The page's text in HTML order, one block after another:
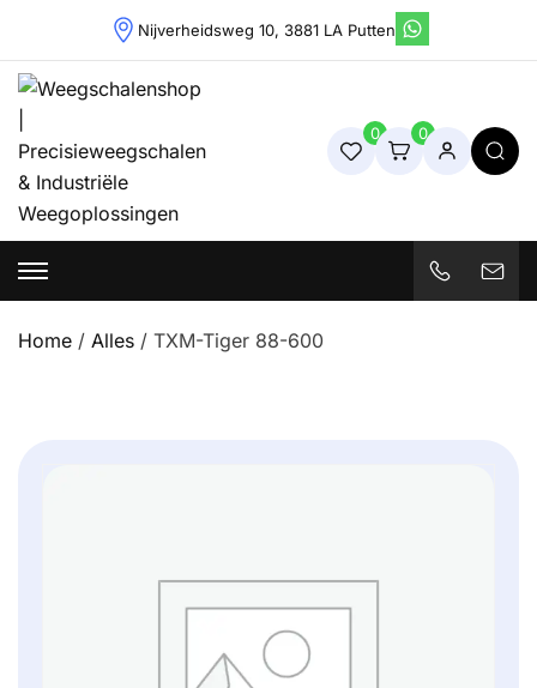
content
Nijverheidsweg 10, 3881 LA Putten
Weegschalenshop | Precisieweegschalen & Industriële
Weegoplossingen
0 0
Home / Alles / TXM-Tiger 88-600